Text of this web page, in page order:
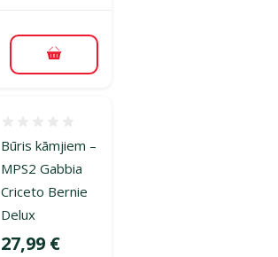
Pievienot grozam
Būris kāmjiem –
MPS2 Gabbia
Criceto Bernie
Delux
Cena
27,99 €